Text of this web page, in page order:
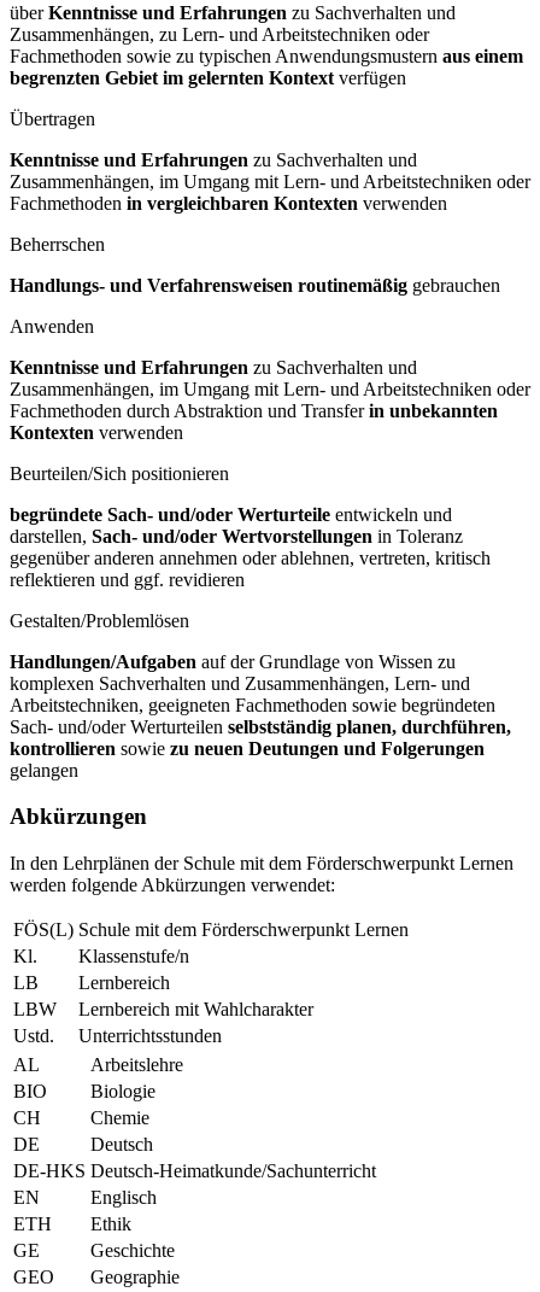
überKenntnisse und Erfahrungen zu Sachverhalten und
Zusammenhängen, zu Lern- und Arbeitstechniken oder
Fachmethoden sowie zu typischen Anwendungsmustern aus einem
begrenzten Gebiet im gelernten Kontext verfügen
Übertragen
Kenntnisse und Erfahrungen zu Sachverhalten und
Zusammenhängen, im Umgang mit Lern- und Arbeitstechniken oder
Fachmethoden in vergleichbaren Kontexten verwenden
Beherrschen
Handlungs- und Verfahrensweisen routinemäßig gebrauchen
Anwenden
Kenntnisse und Erfahrungen zu Sachverhalten und
Zusammenhängen, im Umgang mit Lern- und Arbeitstechniken oder
Fachmethoden durch Abstraktion und Transferin unbekannten
Kontexten verwenden
Beurteilen/Sich positionieren
begründete Sach- und/oder Werturteile entwickeln und
darstellen, Sach- und/oder Wertvorstellungen in Toleranz
gegenüber anderen annehmen oder ablehnen, vertreten, kritisch
reflektieren und ggf. revidieren
Gestalten/Problemlösen
Handlungen/Aufgaben auf der Grundlage von Wissen zu
komplexen Sachverhalten und Zusammenhängen, Lern- und
Arbeitstechniken, geeigneten Fachmethoden sowie begründeten
Sach- und/oder Werturteilen selbstständig planen, durchführen,
kontrollieren sowie zu neuen Deutungen und Folgerungen
gelangen
Abkürzungen
In den Lehrplänen der Schule mit dem Förderschwerpunkt Lernen
werden folgende Abkürzungen verwendet:
FÖS(L) Schule mit dem Förderschwerpunkt Lernen
Kl.
Klassenstufe/n
LB
Lernbereich
LBW
Lernbereich mit Wahlcharakter
Ustd.
Unterrichtsstunden
AL
Arbeitslehre
BIO
Biologie
CH
Chemie
DE
Deutsch
DE-HKS Deutsch-Heimatkunde/Sachunterricht
EN
Englisch
ETH
Ethik
GE
Geschichte
GEO
Geographie